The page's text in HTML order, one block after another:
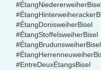
#ÉtangDonisweiherBisel
#ÉtangStoffelsweiherBisel
#ÉtangBrudunsweiherBisel
#EntreDeuxÉtangsBisel